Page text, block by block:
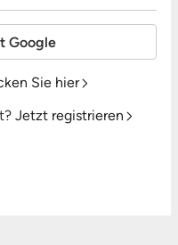
Google
Sie hier
Jetzt registrieren